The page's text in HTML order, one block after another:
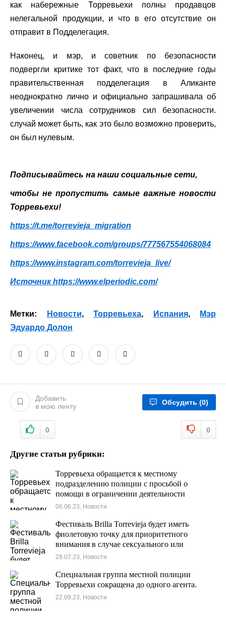
как набережные Торревьехи полны продавцов
нелегальной продукции, и что в его отсутствие он
отправит в Подделегация.
Наконец, и мэр, и советник по безопасности
подвергли критике тот факт, что в последние годы
правительственная подделегация в Аликанте
неоднократно лично и официально запрашивала об
увеличении числа сотрудников сил безопасности.
случай может быть, как это было возможно проверить,
он был нулевым.
Подписывайтесь на наши социальные сети,
чтобы не пропустить самые важные новости
Торревьехи!
https://t.me/torrevieja_migration
https://www.facebook.com/groups/777567554068084
https://www.instagram.com/torrevieja_live/
Источник https://www.elperiodic.com/
Метки: Новости, Торревьеха, Испания,
Мэр
Эдуардо Долон
Добавить
в мою ленту
Обсудить (0)
0 0
Другие статьи рубрики:
Торревьеха обращается к местному
подразделению полиции с просьбой о
помощи в ограничении деятельности
уличных торговцев. Главная набережная
06.06.23, Новости
Фестиваль Brilla Torrevieja будет иметь
фиолетовую точку для приоритетного
внимания в случае сексуального или
сексистского насилия.
28.07.23, Новости
Специальная группа местной полиции
Торревьехи сокращена до одного агента.
22.09.23, Новости